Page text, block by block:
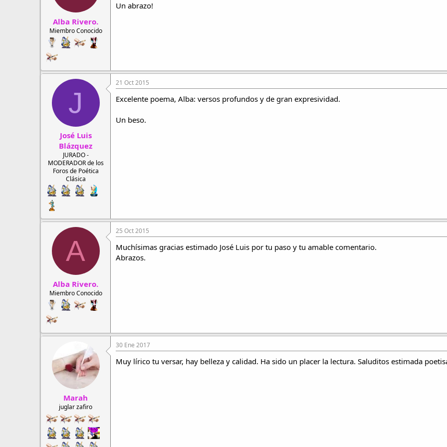
Alba Rivero.
Miembro Conocido
Un abrazo!
J
José Luis
Blázquez
JURADO -
MODERADOR de los
Foros de Poética
Clásica
21 Oct 2015
Excelente poema, Alba: versos profundos y de gran expresividad.
Un beso.
A
Alba Rivero.
Miembro Conocido
25 Oct 2015
Muchísimas gracias estimado José Luis por tu paso y tu amable comentario.
Abrazos.
Marah
juglar zafiro
30 Ene 2017
Muy lírico tu versar, hay belleza y calidad. Ha sido un placer la lectura. Saluditos estimada